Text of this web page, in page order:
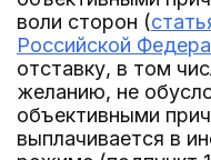
воли сторон (
Российской
отставку, в том
желанию, не
объективными
выплачивается в